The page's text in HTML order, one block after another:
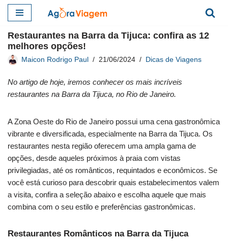
para
o
conteúdo
Restaurantes na Barra da Tijuca: confira as 12
melhores opções!
Maicon Rodrigo Paul 21/06/2024 Dicas de Viagens
No artigo de hoje, iremos conhecer os mais incríveis
restaurantes na Barra da Tijuca, no Rio de Janeiro.
A Zona Oeste do Rio de Janeiro possui uma cena gastronômica
vibrante e diversificada, especialmente na Barra da Tijuca. Os
restaurantes nesta região oferecem uma ampla gama de
opções, desde aqueles próximos à praia com vistas
privilegiadas, até os românticos, requintados e econômicos. Se
você está curioso para descobrir quais estabelecimentos valem
a visita, confira a seleção abaixo e escolha aquele que mais
combina com o seu estilo e preferências gastronômicas.
Restaurantes Românticos na Barra da Tijuca